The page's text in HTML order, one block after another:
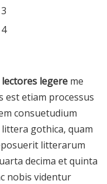
lectores legere me
est etiam processus
consuetudium
gothica, quam
litterarum
decima et quinta
nobis videntur